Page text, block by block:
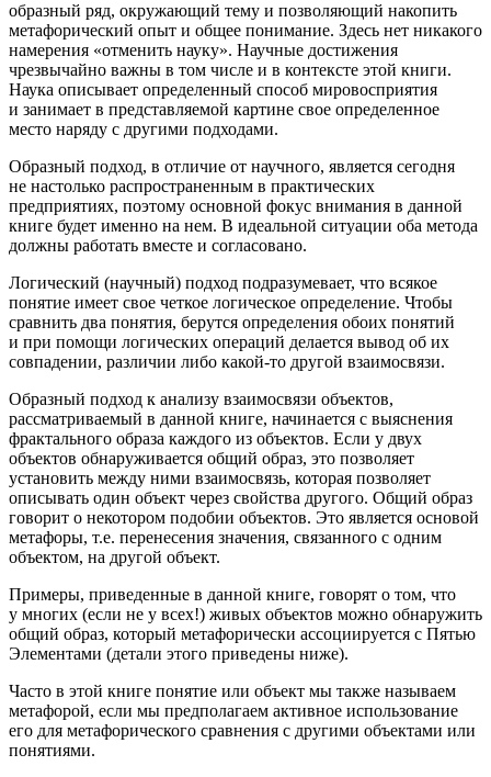
образный ряд, окружающий тему и позволяющий накопить
метафорический опыт и общее понимание. Здесь нет никакого
намерения «отменить науку». Научные достижения
чрезвычайно важны в том числе и в контексте этой книги.
Наука описывает определенный способ мировосприятия
и занимает в представляемой картине свое определенное
место наряду с другими подходами.
Образный подход, в отличие от научного, является сегодня
не настолько распространенным в практических
предприятиях, поэтому основной фокус внимания в данной
книге будет именно на нем. В идеальной ситуации оба метода
должны работать вместе и согласовано.
Логический (научный) подход подразумевает, что всякое
понятие имеет свое четкое логическое определение. Чтобы
сравнить два понятия, берутся определения обоих понятий
и при помощи логических операций делается вывод об их
совпадении, различии либо какой-то другой взаимосвязи.
Образный подход к анализу взаимосвязи объектов,
рассматриваемый в данной книге, начинается с выяснения
фрактального образа каждого из объектов. Если у двух
объектов обнаруживается общий образ, это позволяет
установить между ними взаимосвязь, которая позволяет
описывать один объект через свойства другого. Общий образ
говорит о некотором подобии объектов. Это является основой
метафоры, т.е. перенесения значения, связанного с одним
объектом, на другой объект.
Примеры, приведенные в данной книге, говорят о том, что
у многих (если не у всех!) живых объектов можно обнаружить
общий образ, который метафорически ассоциируется с Пятью
Элементами (детали этого приведены ниже).
Часто в этой книге понятие или объект мы также называем
метафорой, если мы предполагаем активное использование
его для метафорического сравнения с другими объектами или
понятиями.